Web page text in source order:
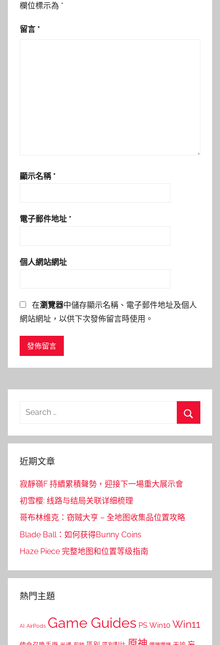
欄位標示為 *
留言 *
顯示名稱 *
電子郵件地址 *
個人網站網址
在瀏覽器中儲存顯示名稱、電子郵件地址及個人
網站網址，以供下次發佈留言時使用。
Search
近期文章
寂靜嶺F 持續累積聲勢，迎接下一場重大展示會
初雪樱: 线路与结局关联详细梳理
哥布林维克：窃贼大亨 – 全地图收集品位置攻略
Blade Ball：如何获得Bunny Coins
Haze Piece 完整地图和位置等级指南
熱門主題
AI AirPods Game Guides PS Win10 Win11